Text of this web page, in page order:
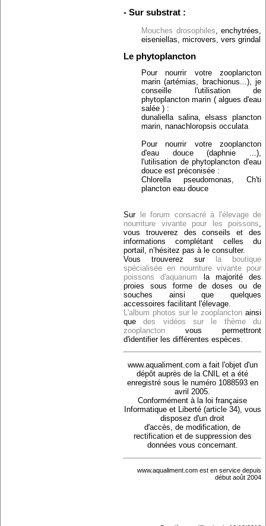
- Sur substrat :
Mouches drosophiles , enchytrées,
eiseniellas, microvers, vers grindal
Le phytoplancton
Pour nourrir votre zooplancton
marin (artémias, brachionus...), je
conseille l'utilisation de
phytoplancton marin ( algues d'eau
salée ) :
dunaliella salina, elsass plancton
marin, nanachloropsis occulata
Pour nourrir votre zooplancton
d'eau douce (daphnie ...),
l'utilisation de phytoplancton d'eau
douce est préconisée :
Chlorella pseudomonas, Ch'ti
plancton eau douce
Sur
le forum consacré à l'élevage de
nourriture vivante pour les poissons
vous trouverez des conseils et des
informations complétant celles du
portail, n’hésitez pas à le consulter.
Vous trouverez sur
la boutique
spécialisée en nourriture vivante pour
poissons d'aquarium la majorité des
proies sous forme de doses ou de
souches ainsi que quelques
accessoires facilitant l'élevage.
L'album photos sur le zooplancton ainsi
quedes vidéos sur le thème du
zooplancton vous permettront
d'identifier les différentes espèces.
www.aqualiment.com a fait l'objet d'un
dépôt auprès de la CNIL et a été
enregistré sous le numéro 1088593 en
avril 2005.
Conformément à la loi française
Informatique et Liberté (article 34), vous
disposez d'un droit
d'accès, de modification, de
rectification et de suppression des
données vous concernant.
www.aqualiment.com est en service depuis
début août 2004